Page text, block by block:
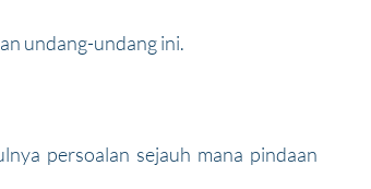
undang-undang ini.
persoalan sejauh mana pindaan